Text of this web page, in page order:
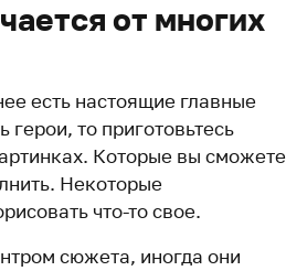
от многих
есть настоящие главные
герои, то приготовьтесь
Которые вы сможете
Некоторые
что-то свое.
сюжета, иногда они